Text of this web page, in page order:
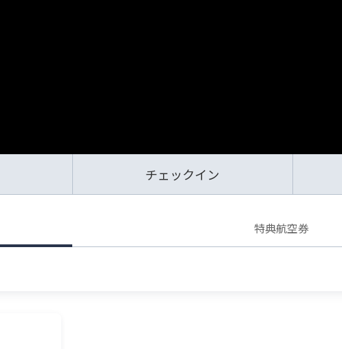
チェックイン
特典航空券